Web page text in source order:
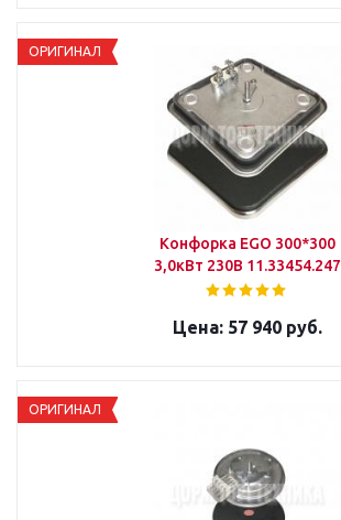
ОРИГИНАЛ
Конфорка ЕGO 300*300
3,0кВт 230В 11.33454.247
57 940 руб.
ОРИГИНАЛ